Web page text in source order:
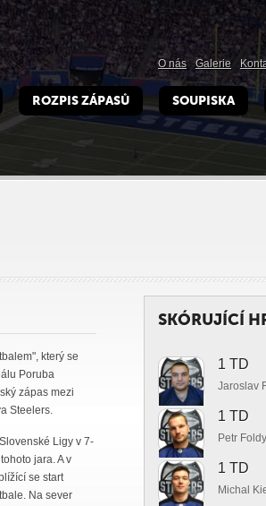
O nás Galerie
ROZPIS ZÁPASŮ SOUPISKA
který se
Poruba
zápas mezi
Steelers.
Ligy v 7-
jara. A v
se start
Na sever
SKÓRUJÍCÍ
1 TD
Jaroslav
1 TD
Petr
1 TD
Michal